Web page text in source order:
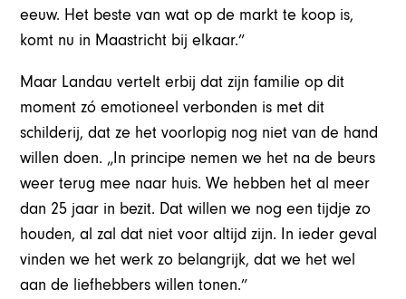
eeuw. Het beste van wat op de markt te koop is,
komt nu in Maastricht bij elkaar.”
Maar Landau vertelt erbij dat zijn familie op dit
moment zó emotioneel verbonden is met dit
schilderij, dat ze het voorlopig nog niet van de hand
willen doen. „In principe nemen we het na de beurs
weer terug mee naar huis. We hebben het al meer
dan 25 jaar in bezit. Dat willen we nog een tijdje zo
houden, al zal dat niet voor altijd zijn. In ieder geval
vinden we het werk zo belangrijk, dat we het wel
aan de liefhebbers willen tonen.”